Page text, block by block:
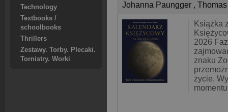
Technology
Textbooks /
schoolbooks
Thrillers
Zestawy. Torby. Plecaki.
Tornistry. Worki
Johanna Paungger ,
Książka
2026
znaku
życie.